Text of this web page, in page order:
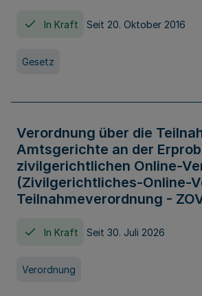
In Kraft Seit 20. Oktober 2016
Gesetz
Verordnung über die
Amtsgerichte an der
zivilgerichtlichen Online-
(Zivilgerichtliches-Online-
Teilnahmeverordnung -
In Kraft Seit 30. Juli 2026
Verordnung